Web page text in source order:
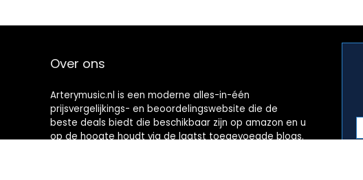
Over ons
Arterymusic.nl is een moderne alles-in-één
prijsvergelijkings- en beoordelingswebsite die de
beste deals biedt die beschikbaar zijn op amazon en u
op de hoogte houdt via de laatst toegevoegde blogs.